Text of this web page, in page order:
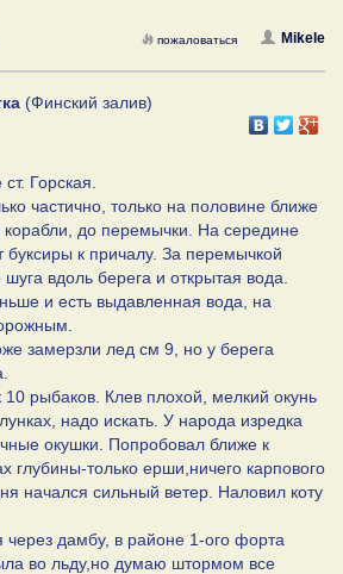
Mikele
пожаловаться
(Финский залив)
Горская.
частично, только на половине ближе
корабли, до перемычки. На середине
буксиры к причалу. За перемычкой
вдоль берега и открытая вода.
и есть выдавленная вода, на
замерзли лед см 9, но у берега
рыбаков. Клев плохой, мелкий окунь
надо искать. У народа изредка
окушки. Попробовал ближе к
глубины-только ерши,ничего карпового
начался сильный ветер. Наловил коту
дамбу, в районе 1-ого форта
во льду,но думаю штормом все